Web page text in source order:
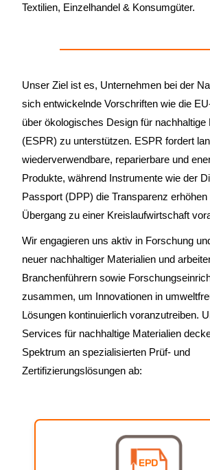
Textilien, Einzelhandel & Konsumgüter.
Unser Ziel ist es, Unternehmen bei der
sich entwickelnde Vorschriften wie die
über ökologisches Design für nachhaltige
(ESPR) zu unterstützen. ESPR fordert
wiederverwendbare, reparierbare und
Produkte, während Instrumente wie der
Passport (DPP) die Transparenz erhöhen
Übergang zu einer Kreislaufwirtschaft
Wir engagieren uns aktiv in Forschung
neuer nachhaltiger Materialien und
Branchenführern sowie
zusammen, um Innovationen in
Lösungen kontinuierlich voranzutreiben.
Services für nachhaltige Materialien
Spektrum an spezialisierten Prüf- und
Zertifizierungslösungen ab: